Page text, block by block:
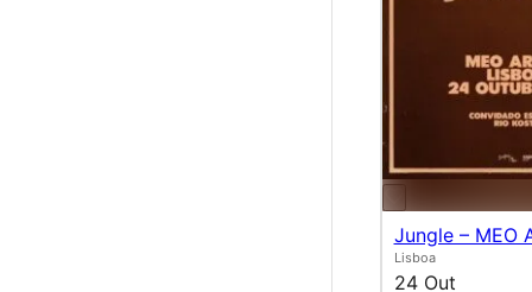
Jungle – MEO
Lisboa
24 Out